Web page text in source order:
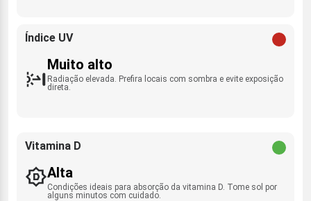
Índice UV
Muito alto
Radiação elevada. Prefira locais com sombra e evite exposição
direta.
Vitamina D
Alta
Condições ideais para absorção da vitamina D. Tome sol por
alguns minutos com cuidado.